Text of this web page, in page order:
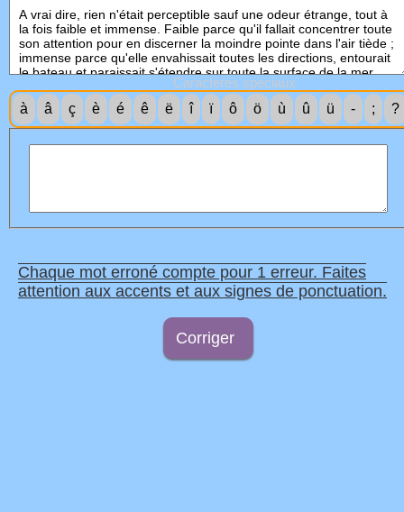
Caractères spéciaux
à
â ç è é ê ë î ï ô ö ù û ü - ; ?
Chaque mot erroné compte pour 1 erreur. Faites
attention aux accents et aux signes de ponctuation.